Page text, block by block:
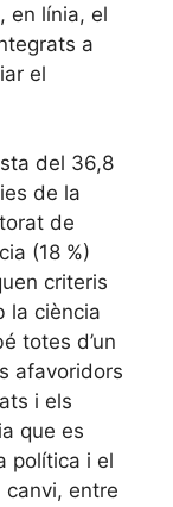
en línia, el
a
el
del 36,8
de la
de
(18 %)
criteris
la ciència
totes d’un
afavoridors
i els
que es
política i el
entre